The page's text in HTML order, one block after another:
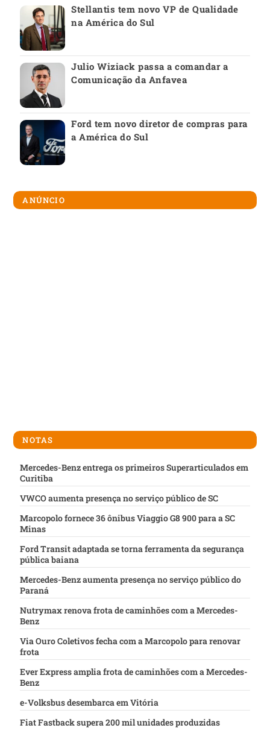
Stellantis tem novo VP de Qualidade
na América do Sul
Julio Wiziack passa a comandar a
Comunicação da Anfavea
Ford tem novo diretor de compras para
a América do Sul
ANÚNCIO
NOTAS
Mercedes-Benz entrega os primeiros Superarticulados em
Curitiba
VWCO aumenta presença no serviço público de SC
Marcopolo fornece 36 ônibus Viaggio G8 900 para a SC
Minas
Ford Transit adaptada se torna ferramenta da segurança
pública baiana
Mercedes-Benz aumenta presença no serviço público do
Paraná
Nutrymax renova frota de caminhões com a Mercedes-
Benz
Via Ouro Coletivos fecha com a Marcopolo para renovar
frota
Ever Express amplia frota de caminhões com a Mercedes-
Benz
e-Volksbus desembarca em Vitória
Fiat Fastback supera 200 mil unidades produzidas